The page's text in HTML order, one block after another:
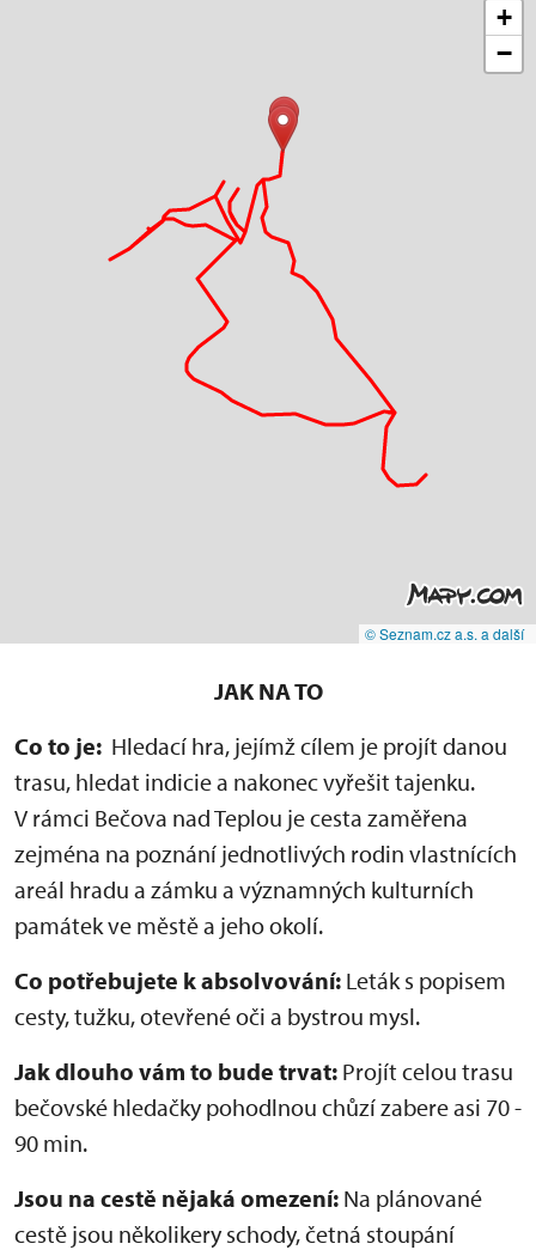
+
−
© Seznam.cz a.s. a další
JAK NA TO
Co to je: Hledací hra, jejímž cílem je projít danou
trasu, hledat indicie a nakonec vyřešit tajenku.
V rámci Bečova nad Teplou je cesta zaměřena
zejména na poznání jednotlivých rodin vlastnících
areál hradu a zámku a významných kulturních
památek ve městě a jeho okolí.
Co potřebujete k absolvování: Leták s popisem
cesty, tužku, otevřené oči a bystrou mysl.
Jak dlouho vám to bude trvat: Projít celou trasu
bečovské hledačky pohodlnou chůzí zabere asi 70 -
90 min.
Jsou na cestě nějaká omezení: Na plánované
cestě jsou několikery schody, četná stoupání